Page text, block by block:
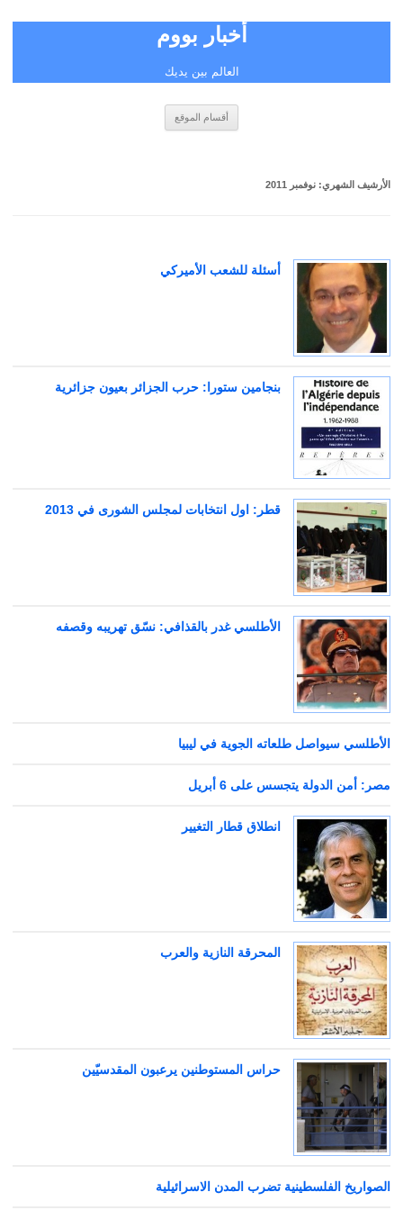
أخبار بووم
العالم بين يديك
أقسام الموقع
الأرشيف الشهري: نوفمبر 2011
أسئلة للشعب الأميركي
بنجامين ستورا: حرب الجزائر بعيون جزائرية
قطر: اول انتخابات لمجلس الشورى في 2013
الأطلسي غدر بالقذافي: نسّق تهريبه وقصفه
الأطلسي سيواصل طلعاته الجوية في ليبيا
مصر: أمن الدولة يتجسس على 6 أبريل
انطلاق قطار التغيير
المحرقة النازية والعرب
حراس المستوطنين يرعبون المقدسيّين
الصواريخ الفلسطينية تضرب المدن الاسرائيلية